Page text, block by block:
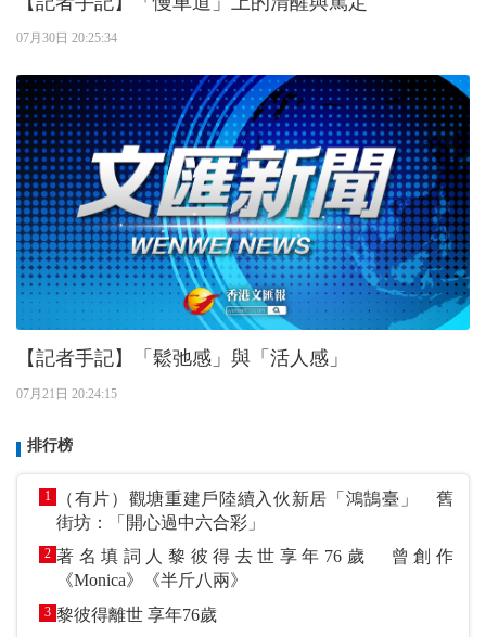
07月30日 20:25:34
【記者手記】「鬆弛感」與「活人感」
07月21日 20:24:15
排行榜
1
（有片）觀塘重建戶陸續入伙新居「鴻鵠臺」 舊
街坊：「開心過中六合彩」
2 著名填詞人黎彼得去世享年76歲 曾創作
《Monica》《半斤八兩》
3 黎彼得離世 享年76歲